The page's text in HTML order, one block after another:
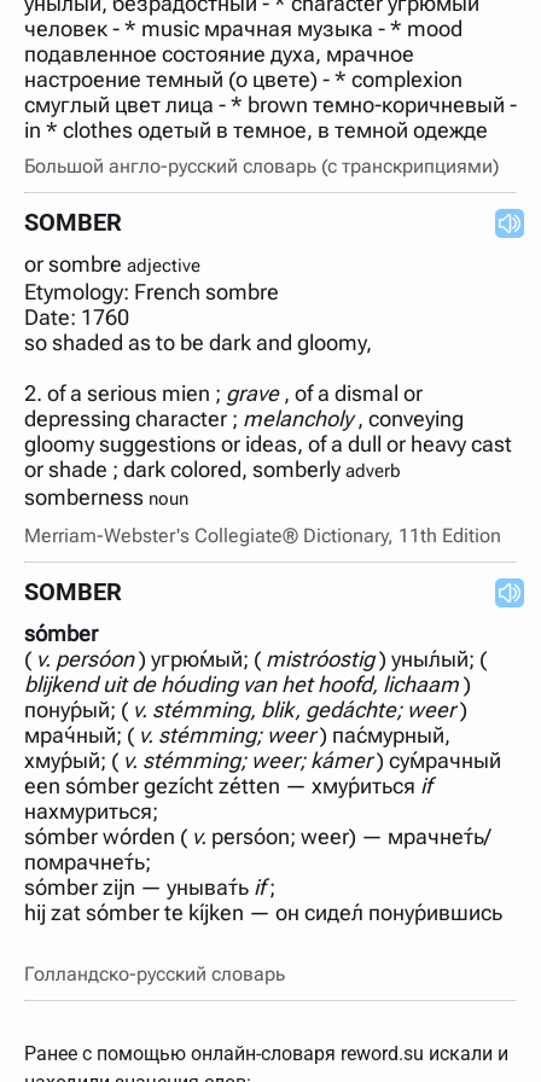
нужно будет нажать на кнопку "Найти".
Для более сложных случаев существует возможность
указывать несколько слов в запросе. Например, если
написать в строке запроса "Пушкин поэт" и нажать
"Найти", выведутся все словарные статьи о поэте
Пушкине, но не о городе.
В сложных запросах тоже могут присутствовать
неизвестные буквы. Например, в кроссворде есть
слово "***м***ов", в задании "русский поэт 19 века".
Пишем в Reword первым словом "***м***ов", далее
через пробел "поэт". Получается "***м***ов поэт" (без
кавычек). Нажимаем "Найти" и получаем статью
"Лермонтов" и не только.
Порядок словарей можно изменять, перетаскивая
словарь вверх или вниз за прямоугольник слева от
названия словаря. Также можно выключать ненужные
человек - * music мрачная музыка - * mood
подавленное состояние духа, мрачное
настроение темный (о цвете) - * complexion
смуглый цвет лица - * brown темно-коричневый -
in * clothes одетый в темное, в темной одежде
Большой англо-русский словарь (с транскрипциями)
SOMBER
or sombre adjective
Etymology: French sombre
Date: 1760
so shaded as to be dark and gloomy,
2. of a serious mien ; grave, of a dismal or
depressing character ; melancholy, conveying
gloomy suggestions or ideas, of a dull or heavy cast
or shade ; dark colored, somberly adverb
somberness noun
Merriam-Webster's Collegiate® Dictionary, 11th Edition
SOMBER
sómber
( v. persóon) угрю́мый; ( mistróostig) уны́лый; (
blijkend uit de hóuding van het hoofd, lichaam)
пону́рый; ( v. stémming, blik, gedáchte; weer)
мра́чный; ( v. stémming; weer) па́смурный,
хму́рый; ( v. stémming; weer; kámer) су́мрачный
een sómber gezícht zétten — хму́риться if
нахмуриться;
sómber wórden ( v. persóon; weer) — мрачне́ть/
помрачне́ть;
sómber zijn — уныва́ть if;
hij zat sómber te kíjken — он сиде́л пону́рившись
Голландско-русский словарь
Ранее с помощью онлайн-словаря reword.su искали и